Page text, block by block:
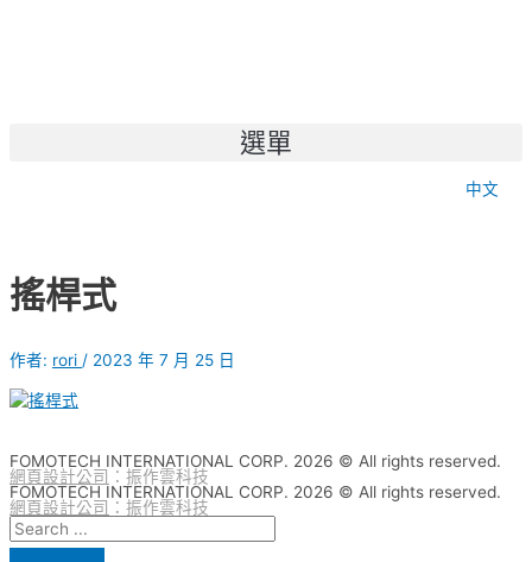
選單
中文
搖桿式
作者: rori / 2023 年 7 月 25 日
FOMOTECH INTERNATIONAL CORP. 2026 © All rights reserved.
網頁設計公司 ：振作雲科技
FOMOTECH INTERNATIONAL CORP. 2026 © All rights reserved.
網頁設計公司 ：振作雲科技